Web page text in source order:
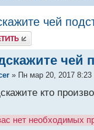
чей
чей
» Пн мар 20, 2017 8:23
кто
нет необходимых